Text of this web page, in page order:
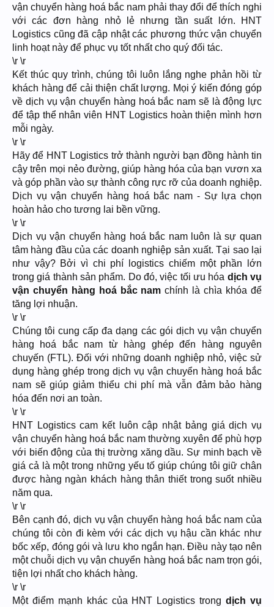
vận chuyển hàng hoá bắc nam phải thay đổi để thích nghi
với các đơn hàng nhỏ lẻ nhưng tần suất lớn. HNT
Logistics cũng đã cập nhật các phương thức vận chuyển
linh hoạt này để phục vụ tốt nhất cho quý đối tác.
\r \r
Kết thúc quy trình, chúng tôi luôn lắng nghe phản hồi từ
khách hàng để cải thiện chất lượng. Mọi ý kiến đóng góp
về dịch vụ vận chuyển hàng hoá bắc nam sẽ là động lực
để tập thể nhân viên HNT Logistics hoàn thiện mình hơn
mỗi ngày.
\r \r
Hãy để HNT Logistics trở thành người bạn đồng hành tin
cậy trên mọi nẻo đường, giúp hàng hóa của bạn vươn xa
và góp phần vào sự thành công rực rỡ của doanh nghiệp.
Dịch vụ vận chuyển hàng hoá bắc nam - Sự lựa chọn
hoàn hảo cho tương lai bền vững.
\r \r
Dịch vụ vận chuyển hàng hoá bắc nam luôn là sự quan
tâm hàng đầu của các doanh nghiệp sản xuất. Tại sao lại
như vậy? Bởi vì chi phí logistics chiếm một phần lớn
trong giá thành sản phẩm. Do đó, việc tối ưu hóa dịch vụ
vận chuyển hàng hoá bắc nam chính là chìa khóa để
tăng lợi nhuận.
\r \r
Chúng tôi cung cấp đa dạng các gói dịch vụ vận chuyển
hàng hoá bắc nam từ hàng ghép đến hàng nguyên
chuyến (FTL). Đối với những doanh nghiệp nhỏ, việc sử
dụng hàng ghép trong dịch vụ vận chuyển hàng hoá bắc
nam sẽ giúp giảm thiểu chi phí mà vẫn đảm bảo hàng
hóa đến nơi an toàn.
\r \r
HNT Logistics cam kết luôn cập nhật bảng giá dịch vụ
vận chuyển hàng hoá bắc nam thường xuyên để phù hợp
với biến động của thị trường xăng dầu. Sự minh bạch về
giá cả là một trong những yếu tố giúp chúng tôi giữ chân
được hàng ngàn khách hàng thân thiết trong suốt nhiều
năm qua.
\r \r
Bên cạnh đó, dịch vụ vận chuyển hàng hoá bắc nam của
chúng tôi còn đi kèm với các dịch vụ hậu cần khác như
bốc xếp, đóng gói và lưu kho ngắn hạn. Điều này tạo nên
một chuỗi dịch vụ vận chuyển hàng hoá bắc nam trọn gói,
tiện lợi nhất cho khách hàng.
\r \r
Một điểm mạnh khác của HNT Logistics trongdịch vụ